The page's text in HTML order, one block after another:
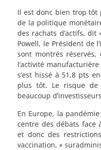
Il est donc bien trop tôt
de la politique
des rachats d’actifs, dit
Powell, le Président de
sont montrés réservés,
l’activité
s’est hissé à 51,8 pts
plus tôt. Le risque
beaucoup
En Europe, la
centre des débats face
et donc des
vaccination, «